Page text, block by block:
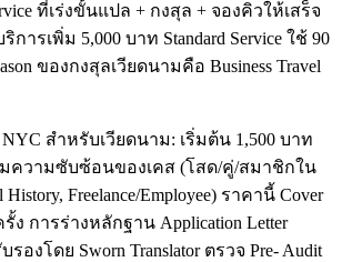
ที่เร่งขั้นแปล + กงสุล + จองคิวให้เสร็จ
ารเพิ่ม 5,000 บาท Standard Service ใช้ 90
ของกงสุลเวียดนามคือ Business Travel
สำหรับเวียดนาม: เริ่มต้น 1,500 บาท
มความซับซ้อนของเคส (โสด/คู่/สมาชิกใน
Freelance/Employee) ราคานี้ Cover
การร่างหลักฐาน Application Letter
รองโดย Sworn Translator ตรวจ Pre- Audit